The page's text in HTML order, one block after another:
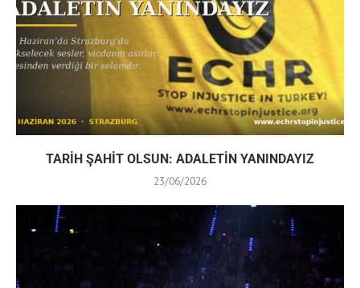
TARİH ŞAHİT OLSUN: ADALETİN YANINDAYIZ
23/06/2026